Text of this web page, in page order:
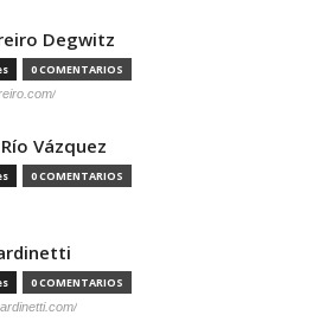
Degwitz
0 COMENTARIOS
Vázquez
0 COMENTARIOS
0 COMENTARIOS